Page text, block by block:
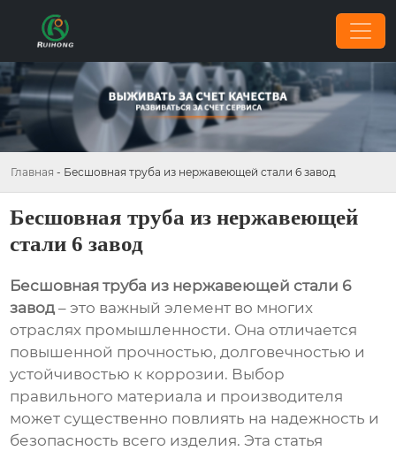
Главная - Бесшовная труба из нержавеющей стали 6 завод
Бесшовная труба из нержавеющей
стали 6 завод
Бесшовная труба из нержавеющей стали 6
завод – это важный элемент во многих
отраслях промышленности. Она отличается
повышенной прочностью, долговечностью и
устойчивостью к коррозии. Выбор
правильного материала и производителя
может существенно повлиять на надежность и
безопасность всего изделия. Эта статья